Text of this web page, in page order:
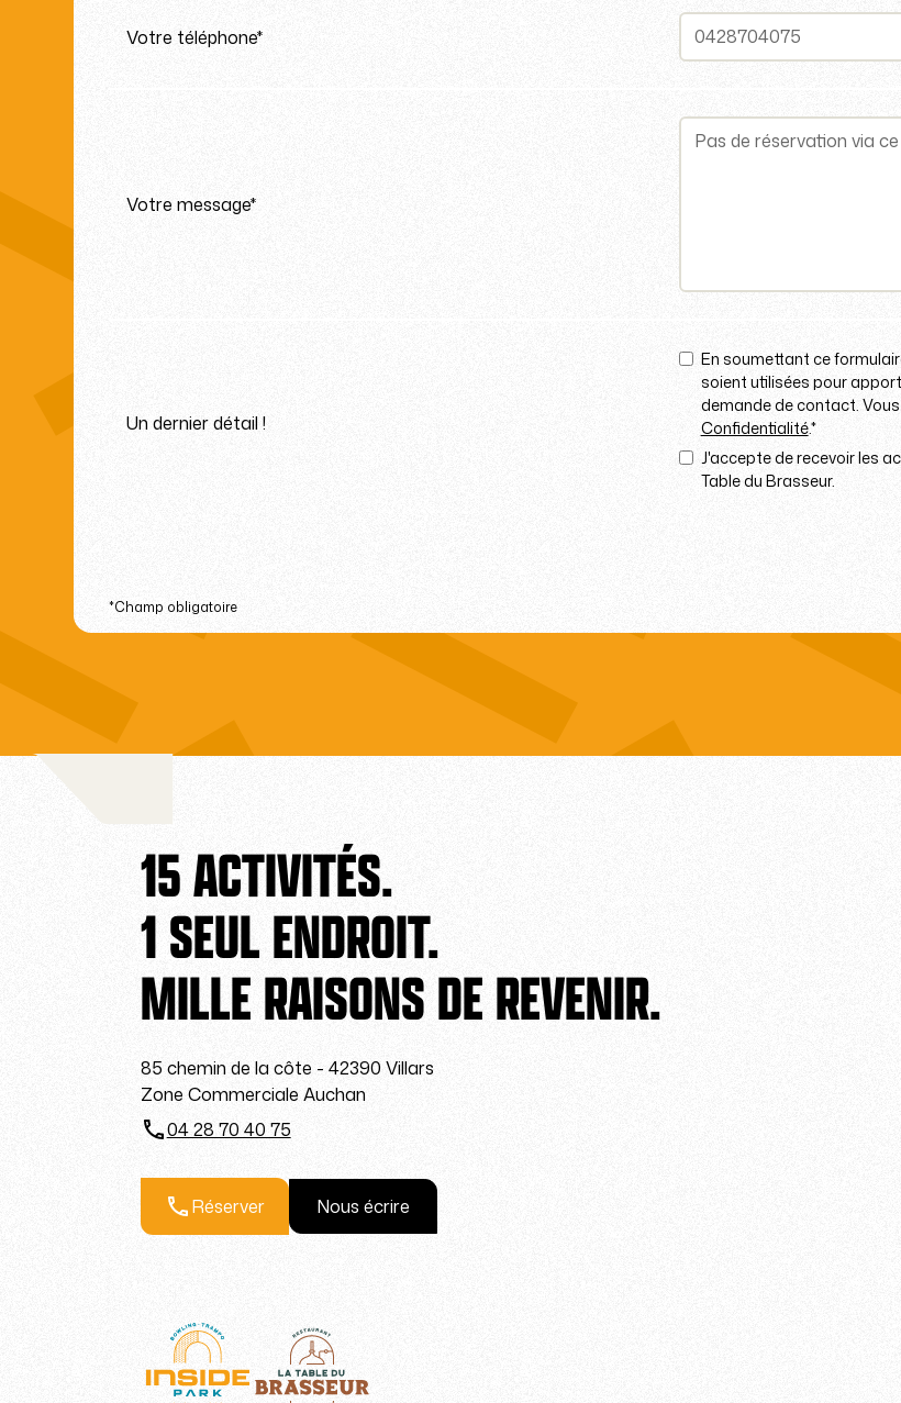
Votre téléphone*
Votre message*
Un dernier détail !
En soumettant ce
soient utilisées pour
demande de contact.
Confidentialité.*
J'accepte de recevoir les
Table du Brasseur.
*Champ obligatoire
15 ACTIVITÉS.
1 SEUL ENDROIT.
MILLE RAISONS DE REVENIR.
85 chemin de la côte - 42390 Villars
Zone Commerciale Auchan
04 28 70 40 75
Réserver Nous écrire